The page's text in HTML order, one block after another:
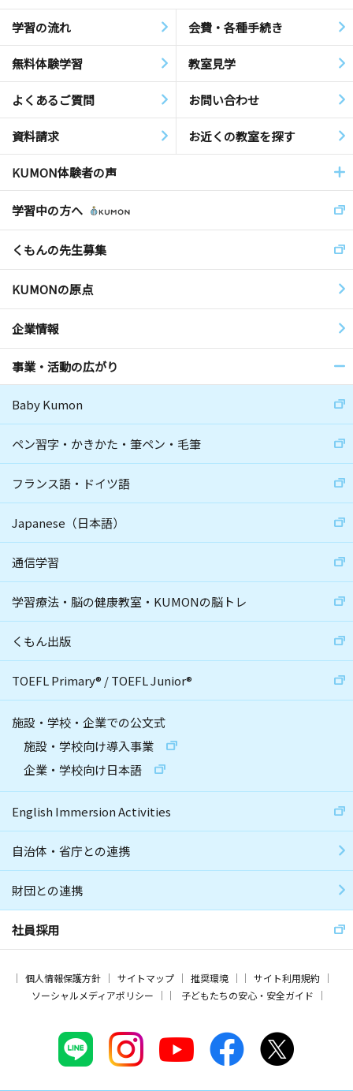
学習の流れ 会費・各種手続き
無料体験学習 教室見学
よくあるご質問 お問い合わせ
資料請求 お近くの教室を探す
KUMON体験者の声
学習中の方へ
くもんの先生募集
KUMONの原点
企業情報
事業・活動の広がり
Baby Kumon
ペン習字・かきかた・筆ペン・毛筆
フランス語・ドイツ語
Japanese（日本語）
通信学習
学習療法・脳の健康教室・KUMONの脳トレ
くもん出版
TOEFL Primary® /TOEFL Junior®
施設・学校・企業での公文式
施設・学校向け導入事業
企業・学校向け日本語
English Immersion Activities
自治体・省庁との連携
財団との連携
社員採用
個人情報保護方針 サイトマップ 推奨環境
サイト利用規約
ソーシャルメディアポリシー
子どもたちの安心・安全ガイド